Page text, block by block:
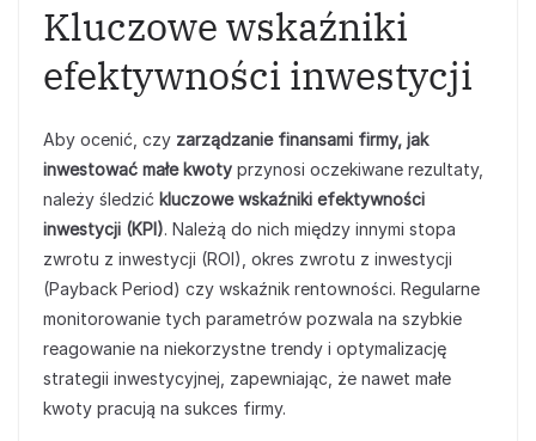
Kluczowe wskaźniki
efektywności inwestycji
Aby ocenić, czy zarządzanie finansami firmy, jak
inwestować małe kwoty przynosi oczekiwane rezultaty,
należy śledzić kluczowe wskaźniki efektywności
inwestycji (KPI). Należą do nich między innymi stopa
zwrotu z inwestycji (ROI), okres zwrotu z inwestycji
(Payback Period) czy wskaźnik rentowności. Regularne
monitorowanie tych parametrów pozwala na szybkie
reagowanie na niekorzystne trendy i optymalizację
strategii inwestycyjnej, zapewniając, że nawet małe
kwoty pracują na sukces firmy.